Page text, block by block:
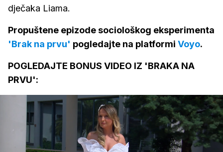
dječaka Liama.
Propuštene epizode sociološkog eksperimenta
'Brak na prvu' pogledajte na platformi Voyo.
POGLEDAJTE BONUS VIDEO IZ 'BRAKA NA
PRVU':